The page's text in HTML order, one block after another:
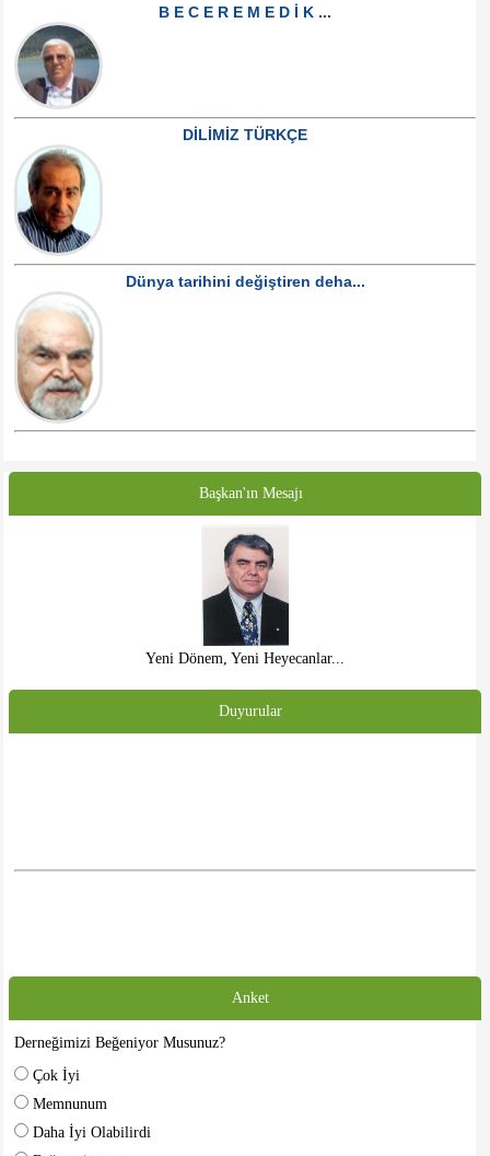
Başkan'ın Mesajı
Yeni Dönem, Yeni Heyecanlar...
Duyurular
Anket
Derneğimizi Beğeniyor Musunuz?
Çok İyi
Memnunum
Daha İyi Olabilirdi
B E C E R E M E D İ K ...
DİLİMİZ TÜRKÇE
Dünya tarihini değiştiren deha...